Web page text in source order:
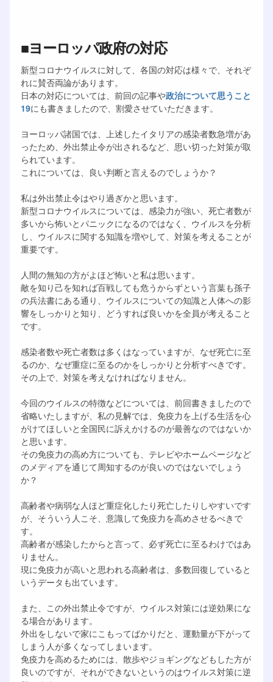
■ヨーロッパ政府の対応
新型コロナウイルスに対して、各国の対応は様々で、それぞ
れに賛否両論があります。
日本の対応については、前回の記事や政治について思うこと
19にも書きましたので、割愛させていただきます。
ヨーロッパ諸国では、上述したイタリアの感染者数急増があ
ったため、外出禁止令が出されるなど、思い切った対策が取
られています。
これについては、良い判断と言えるのでしょうか？
私は外出禁止令はやり過ぎかと思います。
新型コロナウイルスについては、感染力が強い、死亡者数が
多いから怖いとパニックになるのではなく、ウイルスを分析
し、ウイルスに関する知識を増やして、対策を考えることが
重要です。
人間の無知の方がよほど怖いと私は思います。
敵を知り己を知れば百戦しても危うからずという言葉も孫子
の兵法書にある通り、ウイルスについての知識と人体への影
響をしっかりと知り、どうすれば良いかを全員が考えること
です。
感染者数や死亡者数は多くはなっていますが、なぜ死亡に至
るのか、なぜ重症に至るのかをしっかりと分析すべきです。
その上で、対策を考えなければなりません。
今回のウイルスの特徴などについては、前回書きましたので
省略いたしますが、私の見解では、免疫力を上げる生活を心
がけてほしいと全国民に訴えかけるのが最善なのではないか
と思います。
その免疫力の高め方についても、テレビやホームページなど
のメディアを通じて周知するのが良いのではないでしょう
か？
高齢者や病弱な人ほど重症化したり死亡したりしやすいです
が、そういう人こそ、意識して免疫力を高めさせるべきで
す。
高齢者が感染したからと言って、必ず死亡に至るわけではあ
りません。
現に免疫力が高いと思われる高齢者は、多数回復していると
いうデータも出ています。
また、この外出禁止令ですが、ウイルス対策には逆効果にな
る場合があります。
外出をしないで家にこもってばかりだと、運動量が下がって
しまう人が多くなってしまいます。
免疫力を高めるためには、散歩やジョギングなどもした方が
良いのですが、それができないというのはウイルス対策に逆